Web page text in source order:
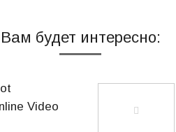
Вам будет интересно:
Video